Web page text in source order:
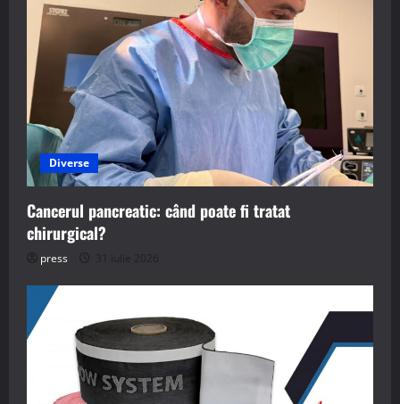
Diverse
Cancerul pancreatic: când poate fi tratat
chirurgical?
press 31 iulie 2026